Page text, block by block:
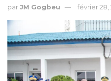
parJM Gogbeu février 28,